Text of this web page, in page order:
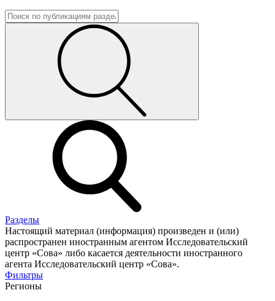
Разделы
Настоящий материал (информация) произведен и (или)
распространен иностранным агентом Исследовательский
центр «Сова» либо касается деятельности иностранного
агента Исследовательский центр «Сова».
Фильтры
Регионы